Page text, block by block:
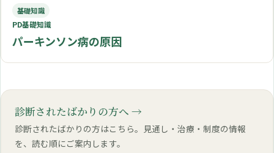
基礎知識
PD基礎知識
パーキンソン病の原因
診断されたばかりの方へ
診断されたばかりの方はこちら。見通し・治療・制度の情報
を、読む順にご案内します。